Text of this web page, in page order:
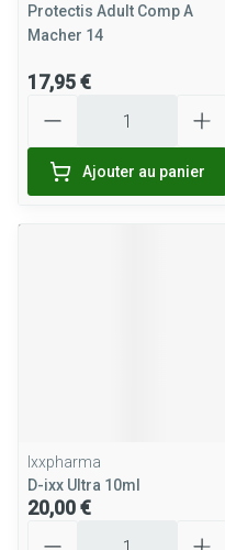
Protectis Adult Comp A
Macher 14
17,95 €
Ajouter au panier
Ixxpharma
D-ixx Ultra 10ml
20,00 €